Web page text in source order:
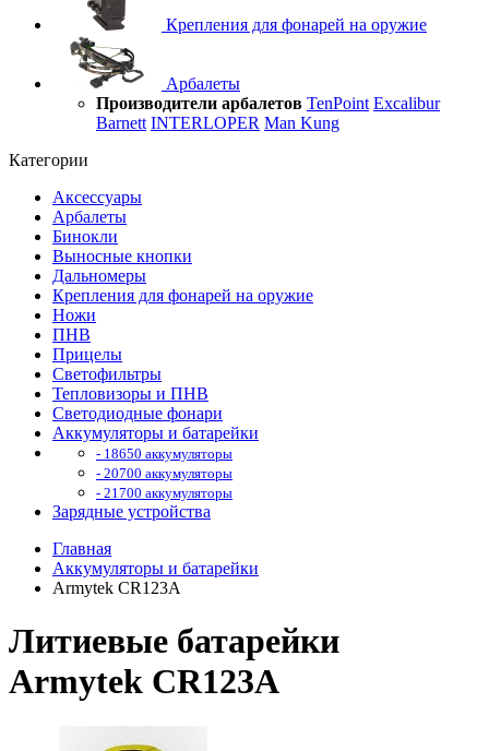
Крепления для фонарей на оружие
Арбалеты
Производители арбалетов TenPoint Excalibur
Barnett INTERLOPER Man Kung
Категории
Аксессуары
Арбалеты
Бинокли
Выносные кнопки
Дальномеры
Крепления для фонарей на оружие
Ножи
ПНВ
Прицелы
Светофильтры
Тепловизоры и ПНВ
Светодиодные фонари
Аккумуляторы и батарейки
- 18650 аккумуляторы
- 20700 аккумуляторы
- 21700 аккумуляторы
Зарядные устройства
Главная
Аккумуляторы и батарейки
Armytek CR123A
Литиевые батарейки
Armytek CR123A